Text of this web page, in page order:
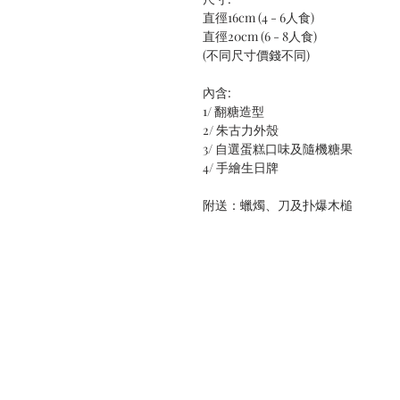
直徑16cm (4 - 6人食)
直徑20cm (6 - 8人食)
(不同尺寸價錢不同)
內含:
1/ 翻糖造型
2/ 朱古力外殼
3/ 自選蛋糕口味及隨機糖果
4/ 手繪生日牌
附送：蠟燭、刀及扑爆木槌